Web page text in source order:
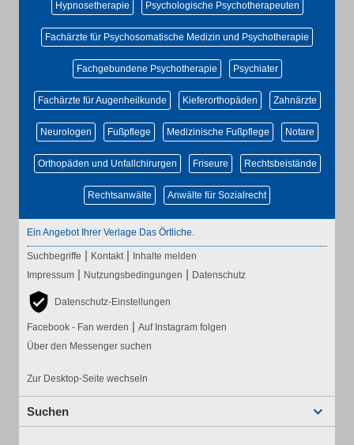
Hypnosetherapie Psychologische Psychotherapeuten
Fachärzte für Psychosomatische Medizin und Psychotherapie
Fachgebundene Psychotherapie Psychiater
Fachärzte für Augenheilkunde Kieferorthopäden Zahnärzte
Neurologen Fußpflege Medizinische Fußpflege Notare
Orthopäden und Unfallchirurgen Friseure Rechtsbeistände
Rechtsanwälte Anwälte für Sozialrecht
Ein Angebot Ihrer Verlage Das Örtliche.
Suchbegriffe | Kontakt | Inhalte melden
Impressum | Nutzungsbedingungen | Datenschutz
Datenschutz-Einstellungen
Facebook - Fan werden | Auf Instagram folgen
Über den Messenger suchen
Zur Desktop-Seite wechseln
Suchen